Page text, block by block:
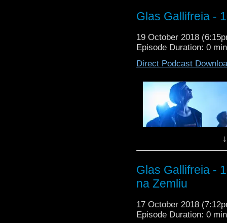
Prishlo vremia dlia
Glas Gallifreia -
19 October 2018
Episode Duration: 0
Direct Podcast
Prishlo vremia dlia
podrobno i so
Glas Gallifreia -
na Zemliu
17 October 2018
Episode Duration: 0